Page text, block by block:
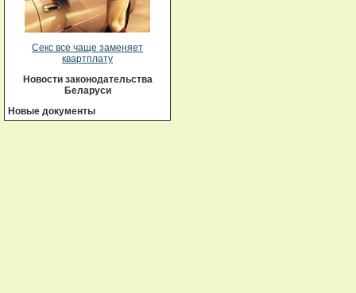
Секс все чаще заменяет
квартплату
Новости законодательства
Беларуси
Новые документы